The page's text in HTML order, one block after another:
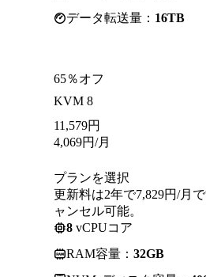
データ転送量： 16TB
65％オフ
KVM 8
11,579円
4,069円/月
プランを選択
更新料は2年で7,829円/月
ャンセル可能。
8 vCPUコア
RAM容量： 32GB